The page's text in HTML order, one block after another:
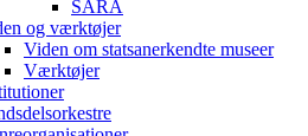
SARA
og værktøjer
Viden om statsanerkendte museer
Værktøjer